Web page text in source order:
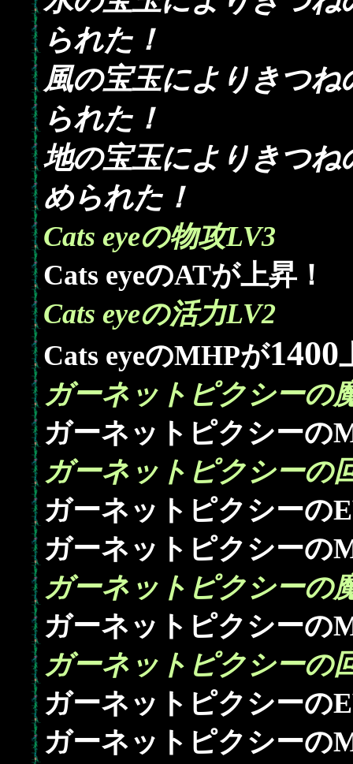
られた！
風の宝玉によりきつね
られた！
地の宝玉によりきつね
められた！
Cats eyeの物攻LV3
Cats eyeのATが上昇！
Cats eyeの活力LV2
Cats eyeのMHPが1400
ガーネットピクシーの
ガーネットピクシーの
ガーネットピクシーの
ガーネットピクシーの
ガーネットピクシーの
ガーネットピクシーの
ガーネットピクシーの
ガーネットピクシーの
ガーネットピクシーの
ガーネットピクシーの